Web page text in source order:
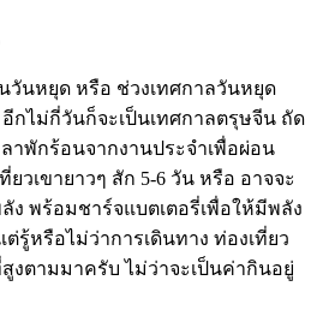
วันหยุด หรือ ช่วงเทศกาลวันหยุด
กไม่กี่วันก็จะเป็นเทศกาลตรุษจีน ถัด
าพักร้อนจากงานประจำเพื่อผ่อน
ยวเขายาวๆ สัก 5-6 วัน หรือ อาจจะ
ง พร้อมชาร์จแบตเตอรี่เพื่อให้มีพลัง
รู้หรือไม่ว่าการเดินทาง ท่องเที่ยว
งตามมาครับ ไม่ว่าจะเป็นค่ากินอยู่